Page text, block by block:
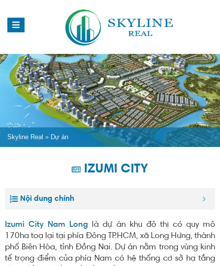
Skyline Real » Dự án
IZUMI CITY
Nội dung chính
Izumi City Nam Long
là dự án khu đô thị có quy mô
170ha toạ lại tại phía Đông TP.HCM, xã Long Hưng, thành
phố Biên Hòa, tỉnh Đồng Nai. Dự án nằm trong vùng kinh
tế trọng điểm của phía Nam có hệ thống cơ sở hạ tầng